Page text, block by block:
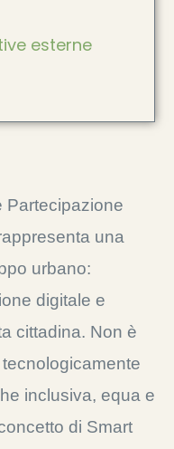
esterne
Partecipazione
una
urbano:
digitale e
cittadina. Non è
inclusiva, equa e
di Smart